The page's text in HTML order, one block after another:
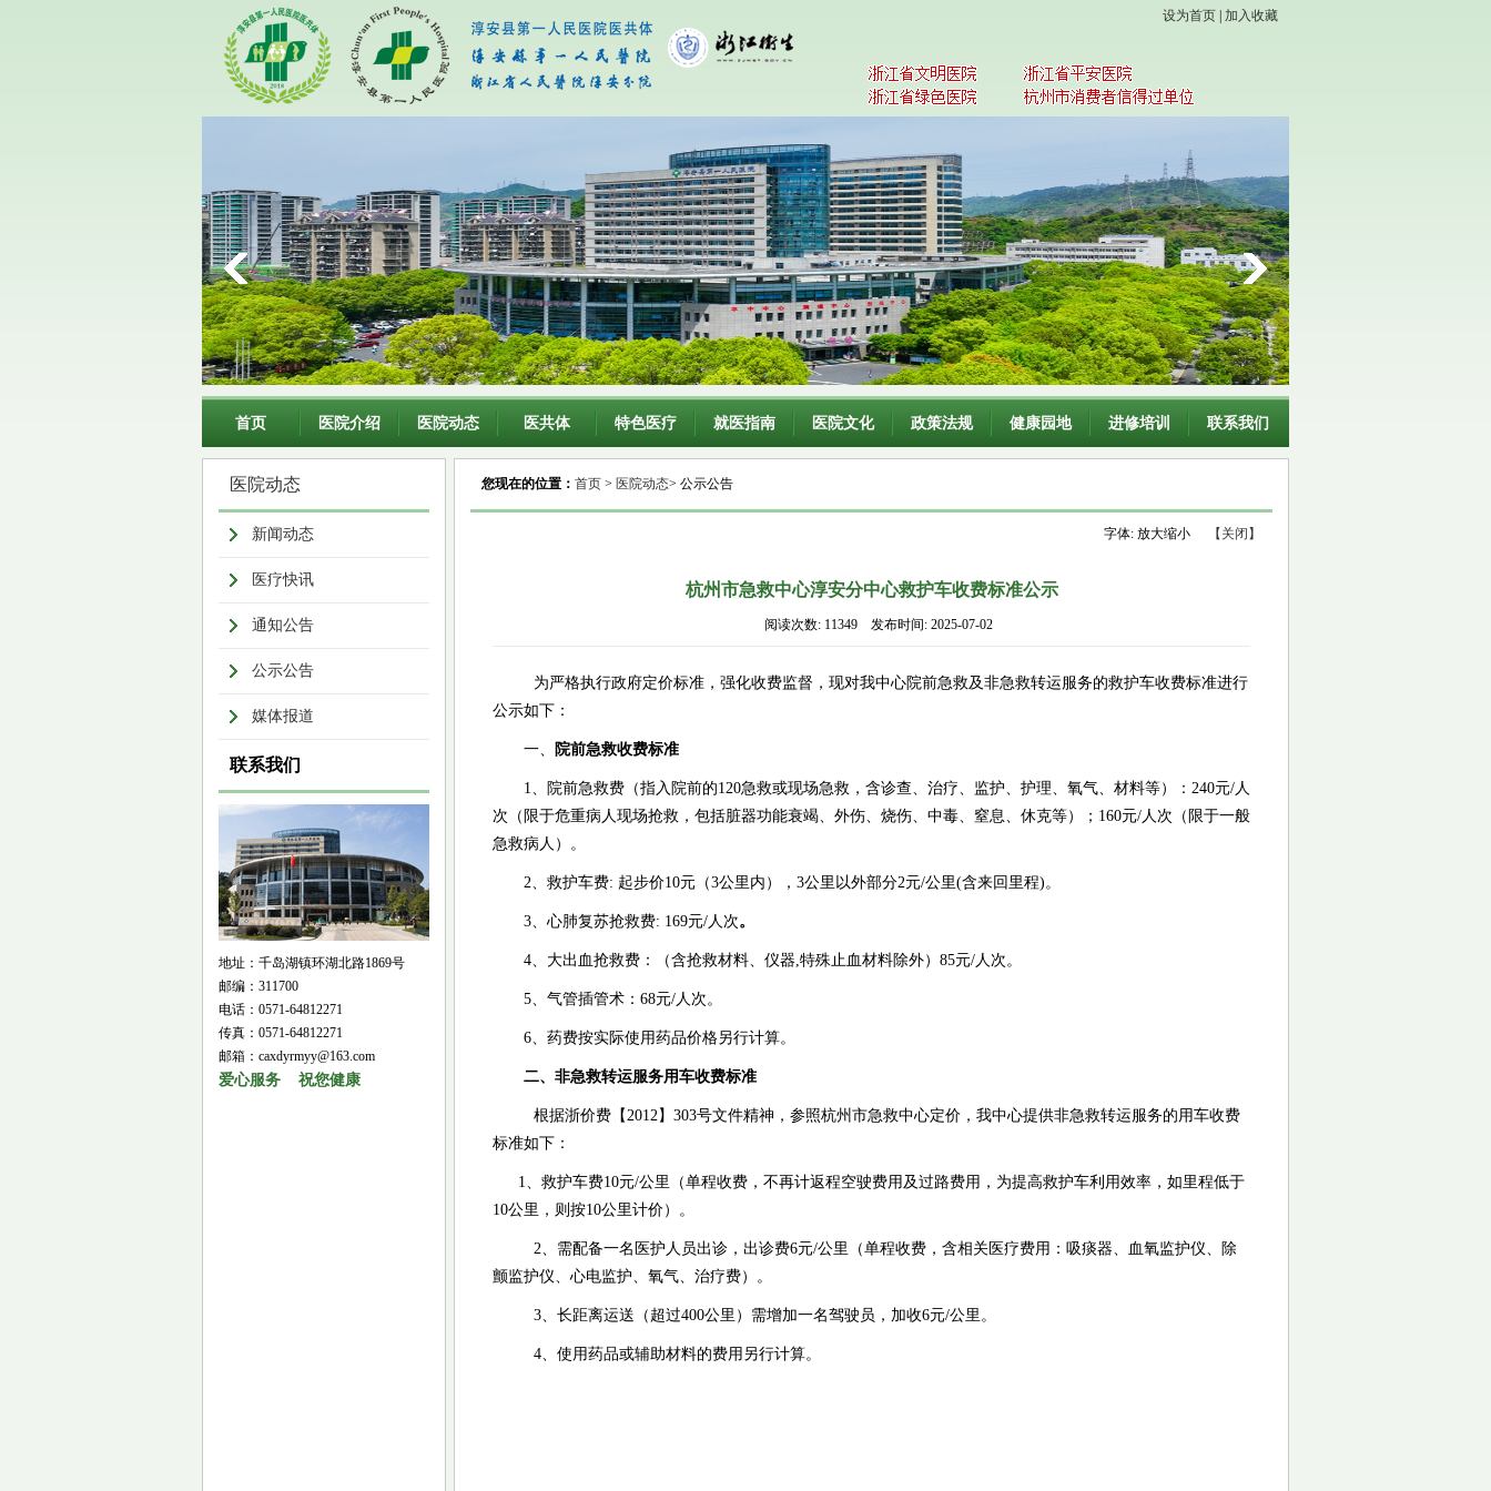
设为首页 加入收藏
首页 医院介绍 医院动态 医共体 特色医疗 就医指南 医院文化 政策法规 健康园地 进修培训 联系我们
医院动态
新闻动态
医疗快讯
通知公告
公示公告
媒体报道
联系我们
地址：千岛湖镇环湖北路1869号
邮编：311700
电话：0571-64812271
传真：0571-64812271
邮箱：caxdyrmyy@163.com
爱心服务 祝您健康
您现在的位置： 首页 > 医院动态> 公示公告
【关闭】
字体: 放大缩小
杭州市急救中心淳安分中心救护车收费标准公示
阅读次数: 11349 发布时间: 2025-07-02
为严格执行政府定价标准，强化收费监督，现对我中心院前急救及非急救转运服务的救护车收费标准进行
公示如下：
一、 院前急救收费标准
1、 院前急救费（指入院前的120急救或现场急救，含诊查、治疗、监护、护理、氧气、材料等）： 240元/人
次（限于危重病人现场抢救，包括脏器功能衰竭、外伤、烧伤、中毒、窒息、休克等）； 160元/人次（限于一般
急救病人）。
2、 救护车费: 起步价10元（3公里内）， 3公里以外部分2元/公里(含来回里程)。
3、 心肺复苏抢救费: 169元/人次。
4、 大出血抢救费：（含抢救材料、仪器,特殊止血材料除外） 85元/人次。
5、 气管插管术： 68元/人次。
6、药费按实际使用药品价格另行计算。
二、 非急救转运服务用车收费标准
根据浙价费【2012】303号文件精神，参照杭州市急救中心定价，我中心提供非急救转运服务的用车收费
标准如下：
1、救护车费10元/公里（单程收费，不再计返程空驶费用及过路费用 ，为提高救护车利用效率，如里程低于
10公里，则按10公里计价）。
2、需配备一名医护人员出诊，出诊费6元/公里（单程收费，含相关医疗费用：吸痰器、血氧监护仪、除
颤监护仪、心电监护、氧气、治疗费）。
3、长距离运送（超过400公里）需增加一名驾驶员，加收6元/公里。
4、使用药品或辅助材料的费用另行计算。